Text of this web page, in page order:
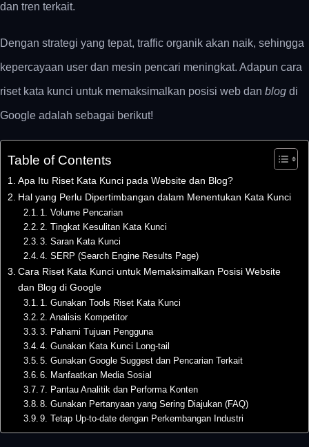
dan tren terkait.
Dengan strategi yang tepat, traffic organik akan naik, sehingga
kepercayaan user dan mesin pencari meningkat. Adapun cara
riset kata kunci untuk memaksimalkan posisi web dan blog di
Google adalah sebagai berikut!
Table of Contents
Apa Itu Riset Kata Kunci pada Website dan Blog?
Hal yang Perlu Dipertimbangan dalam Menentukan Kata Kunci
1. Volume Pencarian
2. Tingkat Kesulitan Kata Kunci
3. Saran Kata Kunci
4. SERP (Search Engine Results Page)
Cara Riset Kata Kunci untuk Memaksimalkan Posisi Website
dan Blog di Google
1. Gunakan Tools Riset Kata Kunci
2. Analisis Kompetitor
3. Pahami Tujuan Pengguna
4. Gunakan Kata Kunci Long-tail
5. Gunakan Google Suggest dan Pencarian Terkait
6. Manfaatkan Media Sosial
7. Pantau Analitik dan Performa Konten
8. Gunakan Pertanyaan yang Sering Diajukan (FAQ)
9. Tetap Up-to-date dengan Perkembangan Industri